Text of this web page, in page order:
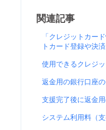
関連記事
「クレジットカー
トカード登録や決
使用できるクレジ
返金用の銀行口座
支援完了後に返金
システム利用料（